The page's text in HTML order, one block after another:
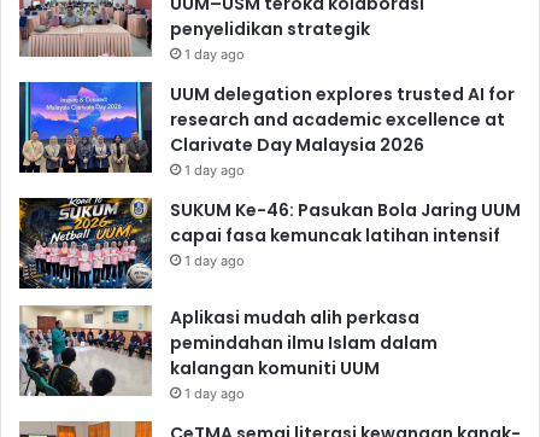
penyelidikan strategik
1 day ago
UUM delegation explores trusted AI for
research and academic excellence at
Clarivate Day Malaysia 2026
1 day ago
SUKUM Ke-46: Pasukan Bola Jaring UUM
capai fasa kemuncak latihan intensif
1 day ago
Aplikasi mudah alih perkasa
pemindahan ilmu Islam dalam
kalangan komuniti UUM
1 day ago